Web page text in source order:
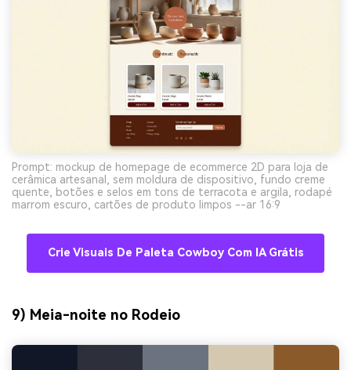
Prompt: mockup de homepage de ecommerce 2D para loja de
cerâmica artesanal, sem moldura de dispositivo, fundo creme
quente, botões e selos em tons de terracota e argila, rodapé
marrom escuro, cartões de produto limpos --ar 16:9
Crie Visuais De Paleta Cowboy Com IA Grátis
9) Meia-noite no Rodeio